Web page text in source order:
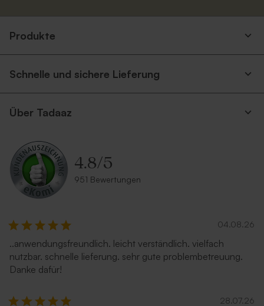
Umschlag mit Spitzklappe
aus Recyclingpapier
Länglicher Umschlag mit
spitzer Klappe 'Nude'
spitzer Klappe 'Eucalyptus'
Produkte
Schnelle und sichere Lieferung
Über Tadaaz
4.8/5
951 Bewertungen
04.08.26
..anwendungsfreundlich. leicht verständlich. vielfach
nutzbar. schnelle lieferung. sehr gute problembetreuung.
Danke dafür!
28.07.26